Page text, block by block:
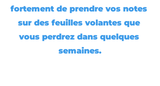
fortement de prendre vos notes
sur des feuilles volantes que
vous perdrez dans quelques
semaines.